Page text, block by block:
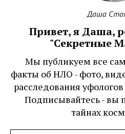
Даша
Привет, я Даша,
"Секретные
Мы публикуем все
факты об НЛО - фото,
расследования
Подписывайтесь - вы
тайнах